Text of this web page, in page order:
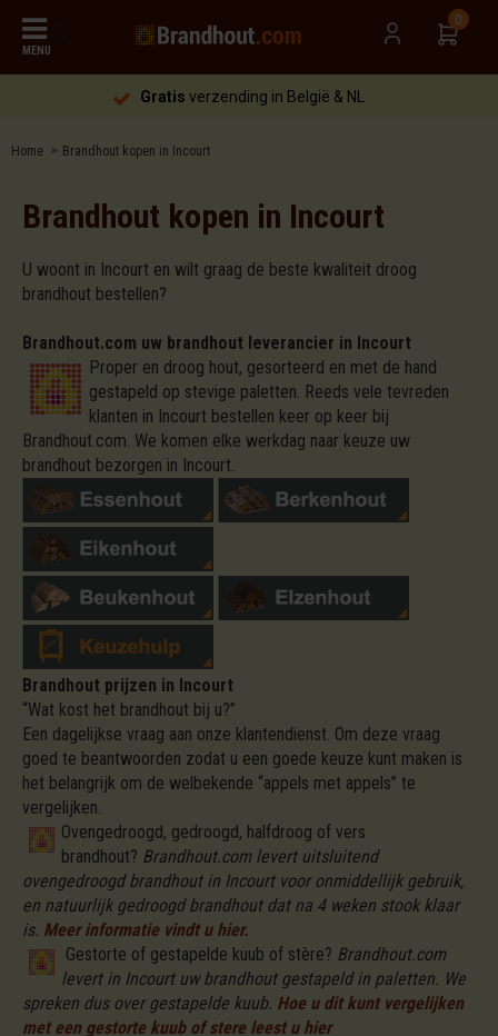
MENU
0
Gratis verzending in België & NL
Home Brandhout kopen in Incourt
Brandhout kopen in Incourt
U woont in Incourt en wilt graag de beste kwaliteit droog
brandhout bestellen?
Brandhout.com uw brandhout leverancier in Incourt
Proper en droog hout, gesorteerd en met de hand
gestapeld op stevige paletten. Reeds vele tevreden
klanten in Incourt bestellen keer op keer bij
Brandhout.com. We komen elke werkdag naar keuze uw
brandhout bezorgen in Incourt.
Brandhout prijzen in Incourt
“Wat kost het brandhout bij u?”
Een dagelijkse vraag aan onze klantendienst. Om deze vraag
goed te beantwoorden zodat u een goede keuze kunt maken is
het belangrijk om de welbekende “appels met appels” te
vergelijken.
Ovengedroogd, gedroogd, halfdroog of vers
brandhout? Brandhout.com levert uitsluitend
ovengedroogd brandhout in Incourt voor onmiddellijk gebruik,
en natuurlijk gedroogd brandhout dat na 4 weken stook klaar
is. Meer informatie vindt u hier.
Gestorte of gestapelde kuub of stère? Brandhout.com
levert in Incourt uw brandhout gestapeld in paletten. We
spreken dus over gestapelde kuub. Hoe u dit kunt vergelijken
met een gestorte kuub of stere leest u hier